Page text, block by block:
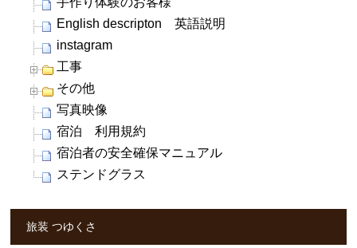
English descripton 英語説明
instagram
工事
その他
写真映像
宿泊 利用規約
宿泊者の安全確保マニュアル
ステンドグラス
旅装 つゆくさ